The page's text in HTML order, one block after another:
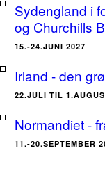
Sydengland i
og Churchills
15.-24.JUNI 2027
Irland - den
22.JULI TIL
Normandiet -
11.-20.SEPTEMBER